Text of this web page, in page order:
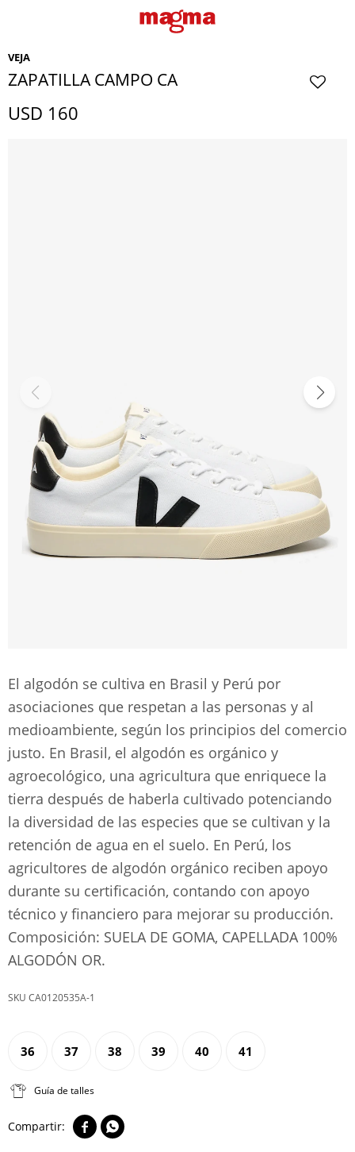
VEJA
ZAPATILLA CAMPO CA
USD 160
El algodón se cultiva en Brasil y Perú por
asociaciones que respetan a las personas y al
medioambiente, según los principios del comercio
justo. En Brasil, el algodón es orgánico y
agroecológico, una agricultura que enriquece la
tierra después de haberla cultivado potenciando
la diversidad de las especies que se cultivan y la
retención de agua en el suelo. En Perú, los
agricultores de algodón orgánico reciben apoyo
durante su certificación, contando con apoyo
técnico y financiero para mejorar su producción.
Composición: SUELA DE GOMA, CAPELLADA 100%
ALGODÓN OR.
CA0120535A-1
36 37 38 39 40 41
Guía de talles
 